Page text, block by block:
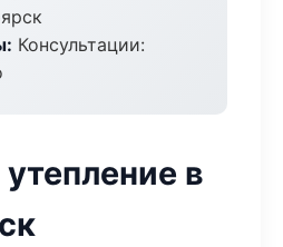
Консультации:
в